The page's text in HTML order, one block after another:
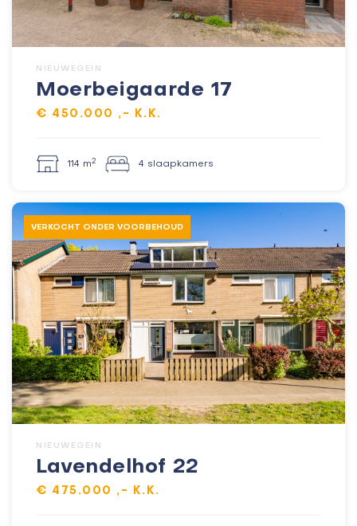
NIEUWEGEIN
Moerbeigaarde 17
€ 450.000 ,- K.K.
114 m2 4 slaapkamers
VERKOCHT ONDER VOORBEHOUD
NIEUWEGEIN
Lavendelhof 22
€ 475.000 ,- K.K.